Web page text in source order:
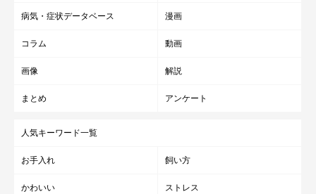
病気・症状データベース 漫画
コラム 動画
画像 解説
まとめ アンケート
人気キーワード一覧
お手入れ 飼い方
かわいい ストレス